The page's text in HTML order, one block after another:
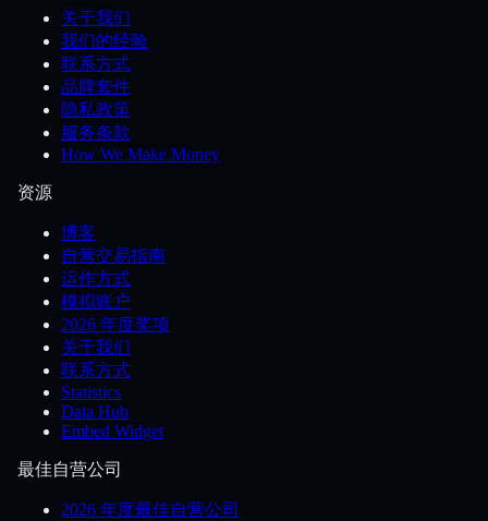
关于我们
我们的经验
联系方式
品牌套件
隐私政策
服务条款
How We Make Money
资源
博客
自营交易指南
运作方式
模拟账户
2026 年度奖项
关于我们
联系方式
Statistics
Data Hub
Embed Widget
最佳自营公司
2026 年度最佳自营公司